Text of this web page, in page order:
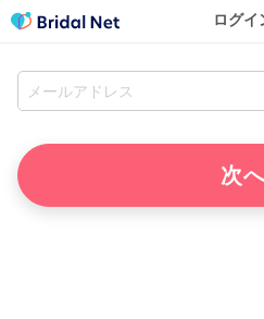
ログイ